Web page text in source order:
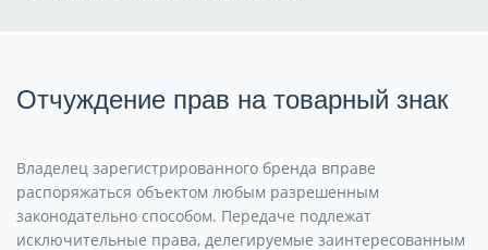
Отчуждение прав на товарный знак
Владелец зарегистрированного бренда вправе
распоряжаться объектом любым разрешенным
законодательно способом. Передаче подлежат
исключительные права, делегируемые заинтересованным